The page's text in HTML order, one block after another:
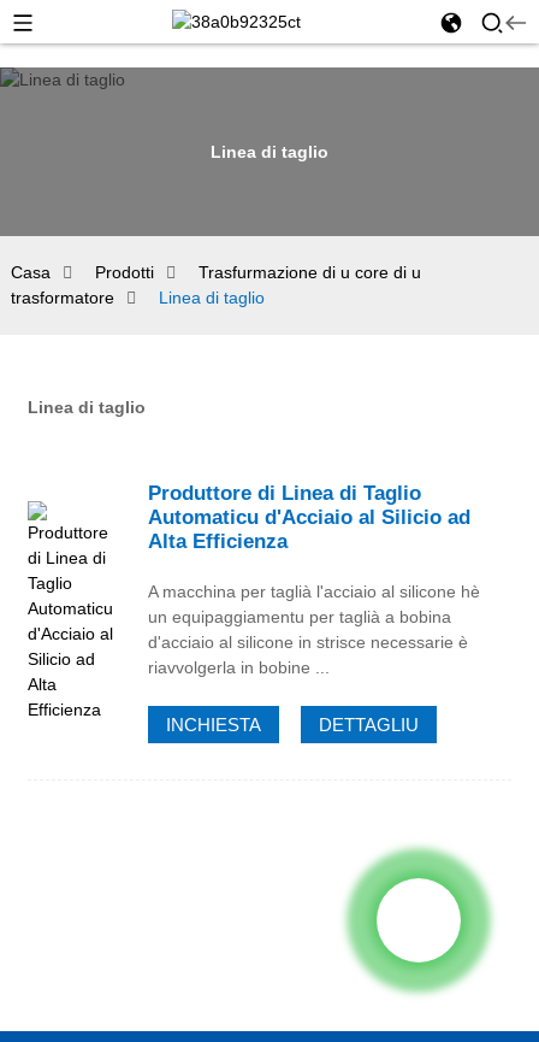
Linea di taglio
Casa Prodotti
Trasfurmazione di u core di u
trasformatore
Linea di taglio
Linea di taglio
Produttore di Linea di Taglio
Automaticu d'Acciaio al Silicio ad
Alta Efficienza
A macchina per taglià l'acciaio al silicone hè
un equipaggiamentu per taglià a bobina
d'acciaio al silicone in strisce necessarie è
riavvolgerla in bobine ...
INCHIESTA DETTAGLIU